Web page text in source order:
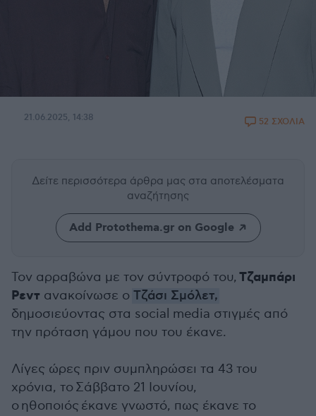
21.06.2025, 14:38 52 ΣΧΟΛΙΑ
Δείτε περισσότερα άρθρα μας στα αποτελέσματα
αναζήτησης
Add Protothema.gr on Google
Τον αρραβώνα με τον σύντροφό του, Τζαμπάρι
Ρεντ ανακοίνωσε ο Τζάσι Σμόλετ,
δημοσιεύοντας στα social media στιγμές από
την πρόταση γάμου που του έκανε.
Λίγες ώρες πριν συμπληρώσει τα 43 του
χρόνια, τοΣάββατο 21 Ιουνίου,
ο ηθοποιός έκανε γνωστό, πως έκανε το